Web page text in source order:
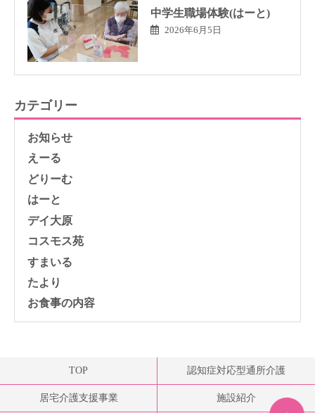
中学生職場体験(はーと)
2026年6月5日
カテゴリー
お知らせ
えーる
どりーむ
はーと
デイ大原
コスモス苑
すまいる
たより
お食事の内容
TOP 認知症対応型通所介護
居宅介護支援事業 施設紹介